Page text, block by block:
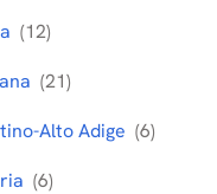
(12)
(21)
Alto Adige (6)
(6)